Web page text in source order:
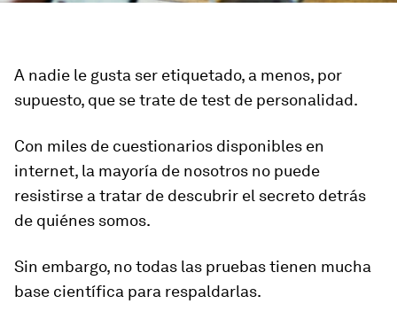
A nadie le gusta ser etiquetado, a menos, por
supuesto, que se trate de test de personalidad.
Con miles de cuestionarios disponibles en
internet, la mayoría de nosotros no puede
resistirse a tratar de descubrir el secreto detrás
de quiénes somos.
Sin embargo, no todas las pruebas tienen mucha
base científica para respaldarlas.